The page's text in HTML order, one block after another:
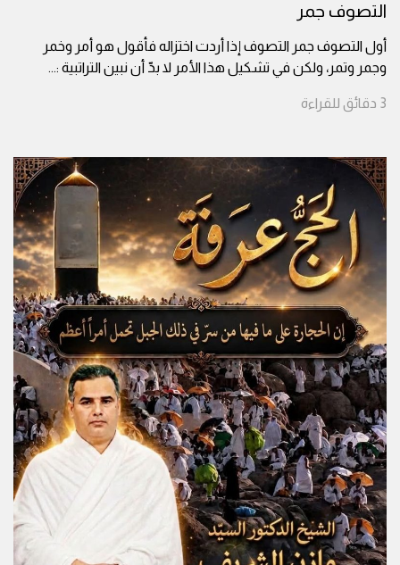
التصوف جمر
أول التصوف جمر التصوف إذا أردت اختزاله فأقول هو أمر وخمر
وجمر وتمر، ولكن في تشكيل هذا الأمر لا بدّ أن نبين التراتبية :...
3 دقائق للقراءة